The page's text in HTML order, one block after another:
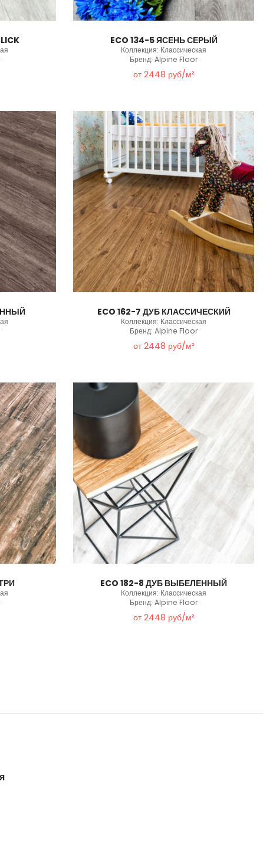
ECO 134-5 ЯСЕНЬ СЕРЫЙ
Коллекция: Классическая
Бренд: Alpine Floor
от 2448 руб/м²
ECO 162-7 ДУБ КЛАССИЧЕСКИЙ
Коллекция: Классическая
Бренд: Alpine Floor
от 2448 руб/м²
ECO 182-8 ДУБ ВЫБЕЛЕННЫЙ
Коллекция: Классическая
Бренд: Alpine Floor
от 2448 руб/м²